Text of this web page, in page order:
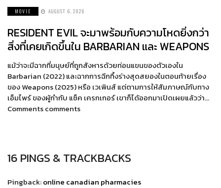
MOVIE AUGUST 6, 2026
RESIDENT EVIL จะมาพร้อมกับความโหดยิ่งกว่า
สิ่งที่เคยเกิดขึ้นใน BARBARIAN และ WEAPONS
แม้ว่าจะมีฉากที่มนุษย์ที่ถูกสังหารด้วยท่อนแขนของตัวเองใน
Barbarian (2022) และฉากการฉีกทึ้งร่างสุดสยองในตอนท้ายเรื่อง
ของ Weapons (2025) หรือ เวเพินส์ แต่ตามการให้สัมภาษณ์กับทาง
เอ็มไพร์ ของผู้กำกับ แซ็ค เครกเกอร์ เขาก็ได้ออกมาเปิดเผยแล้วว่า…
Comments comments
16 PINGS & TRACKBACKS
Pingback:online canadian pharmacies